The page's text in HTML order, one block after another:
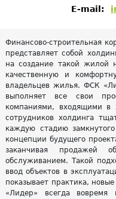
E-mail:
Финансово-строительная
представляет собой
на создание такой жилой
качественную и
владельцев жилья. ФСК
выполняет все свои
компаниями, входящими в
сотрудников холдинга
каждую стадию
концепции будущего
заканчивая продажей
обслуживанием. Такой
ввод объектов в
показывает практика,
«Лидер» всегда вовремя